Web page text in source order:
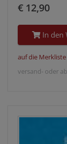
€ 12,90
In den
auf die Merkliste
versand- oder